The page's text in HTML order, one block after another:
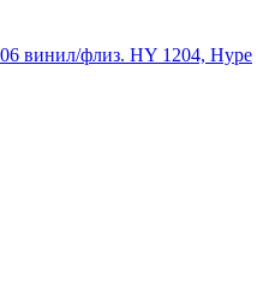
винил/флиз. HY 1204, Hype